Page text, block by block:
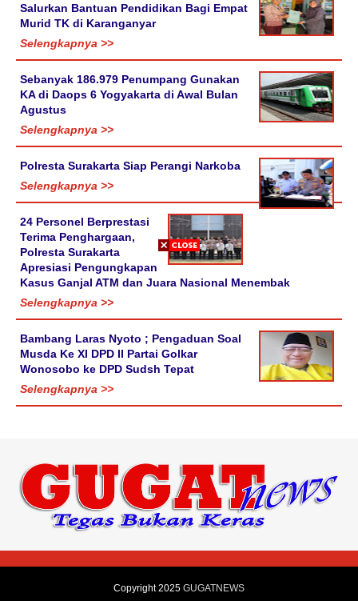
Salurkan Bantuan Pendidikan Bagi Empat
Murid TK di Karanganyar
Selengkapnya >>
Sebanyak 186.979 Penumpang Gunakan
KA di Daops 6 Yogyakarta di Awal Bulan
Agustus
Selengkapnya >>
Polresta Surakarta Siap Perangi Narkoba
Selengkapnya >>
24 Personel Berprestasi
Terima Penghargaan,
Polresta Surakarta
Apresiasi Pengungkapan
Kasus Ganjal ATM dan Juara Nasional Menembak
Selengkapnya >>
Bambang Laras Nyoto ; Pengaduan Soal
Musda Ke XI DPD II Partai Golkar
Wonosobo ke DPD Sudsh Tepat
Selengkapnya >>
Copyright 2025 GUGATNEWS